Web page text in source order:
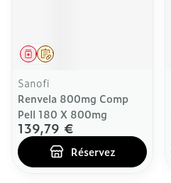
Sur prescription
Médicament
Sanofi
Renvela 800mg Comp
Pell 180 X 800mg
139,79 €
Réservez